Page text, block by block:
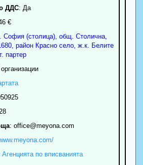
ДДС: Да
€
София (столица), общ. Столична,
, район Красно село, ж.к. Белите
партер
: office@meyona.com
по вписванията